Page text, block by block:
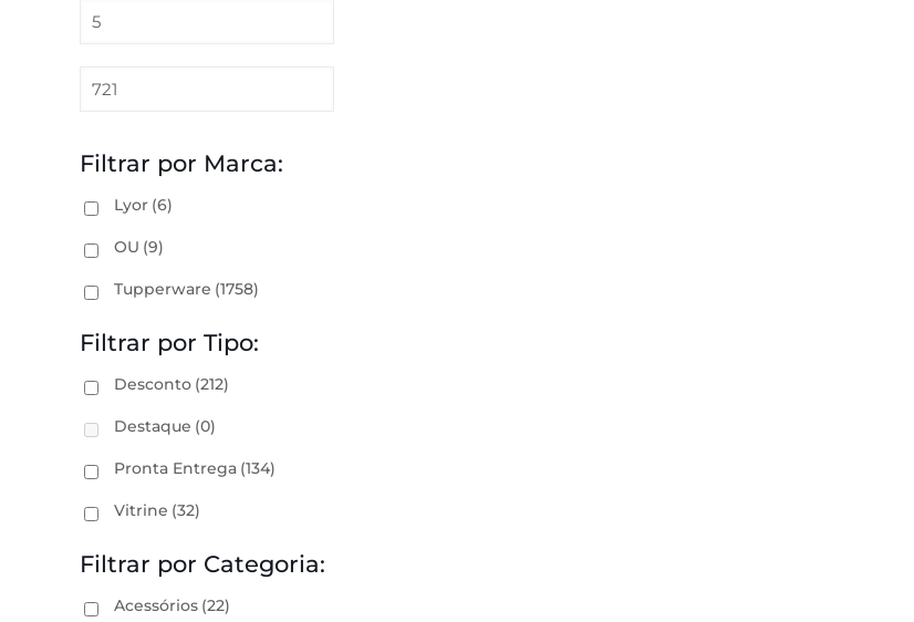
Filtrar por Marca:
Lyor (6)
OU (9)
Tupperware (1758)
Filtrar por Tipo:
Desconto (212)
Destaque (0)
Pronta Entrega (134)
Vitrine (32)
Filtrar por Categoria:
Acessórios (22)